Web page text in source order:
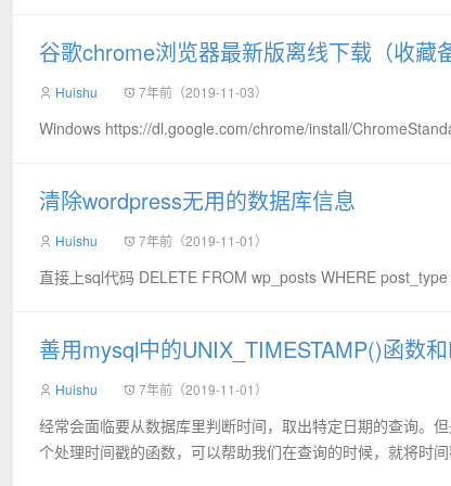
谷歌chrome浏览器最新版离线下载（收藏
Huishu 7年前（2019-11-03）
Windows https://dl.google.com/chrome/install/
清除wordpress无用的数据库信息
Huishu 7年前（2019-11-01）
直接上sql代码 DELETE FROM wp_posts WHERE
善用mysql中的UNIX_TIMESTAMP()函数
Huishu 7年前（2019-11-01）
经常会面临要从数据库里判断时间，取出特定日期的查询。
个处理时间戳的函数，可以帮助我们在查询的时候，就将时